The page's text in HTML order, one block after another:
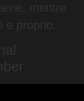
mentre
proprio.